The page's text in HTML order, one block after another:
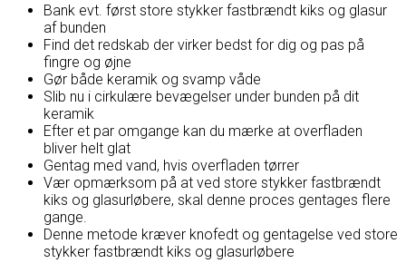
Bank evt. først store stykker fastbrændt kiks og glasur
af bunden
Find det redskab der virker bedst for dig og pas på
fingre og øjne
Gør både keramik og svamp våde
Slib nu i cirkulære bevægelser under bunden på dit
keramik
Efter et par omgange kan du mærke at overfladen
bliver helt glat
Gentag med vand, hvis overfladen tørrer
Vær opmærksom på at ved store stykker fastbrændt
kiks og glasurløbere, skal denne proces gentages flere
gange.
Denne metode kræver knofedt og gentagelse ved store
stykker fastbrændt kiks og glasurløbere